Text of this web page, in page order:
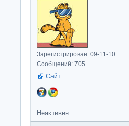
Зарегистрирован: 09-11-10
Сообщений: 705
Сайт
Неактивен